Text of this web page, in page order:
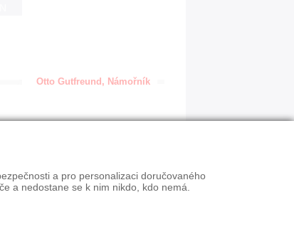
Otto Gutfreund, Námořník
a pro personalizaci doručovaného
a nedostane se k nim nikdo, kdo nemá.